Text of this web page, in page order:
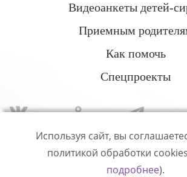
Видеоанкеты детей-
Приемным
Как помочь
Спецпроекты
Политика
Используя сайт, вы
политикой обработки
подробнее).